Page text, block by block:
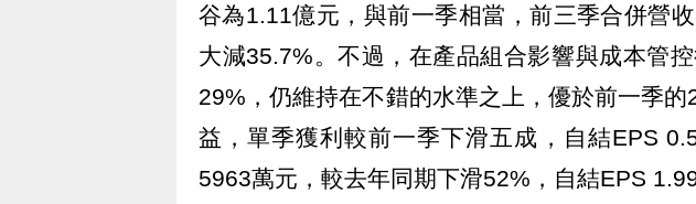
谷為1.11億元，與前一季相當，前三季合併營
大減35.7%。不過，在產品組合影響與成本管
29%，仍維持在不錯的水準之上，優於前一季的
益，單季獲利較前一季下滑五成，自結EPS
5963萬元，較去年同期下滑52%，自結EPS